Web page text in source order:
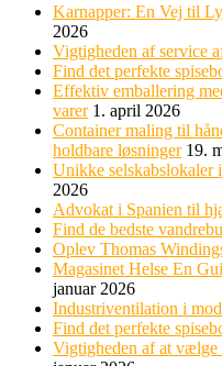
Karnapper: En Vej til
2026
Vigtigheden af service
Find det perfekte
Effektiv emballering
varer 1. april 2026
Container maling til
holdbare løsninger 19.
Unikke selskabslokaler
2026
Advokat i Spanien til
Find de bedste
Oplev Thomas
Magasinet Helse En
januar 2026
Industriventilation i
Find det perfekte
Vigtigheden af at